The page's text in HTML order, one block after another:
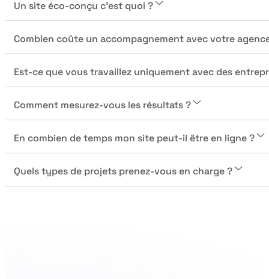
Un site éco-conçu c’est quoi ?
Combien coûte un accompagnement avec votre
Est-ce que vous travaillez uniquement avec des
Comment mesurez-vous les résultats ?
En combien de temps mon site peut-il être en ligne ?
Quels types de projets prenez-vous en charge ?